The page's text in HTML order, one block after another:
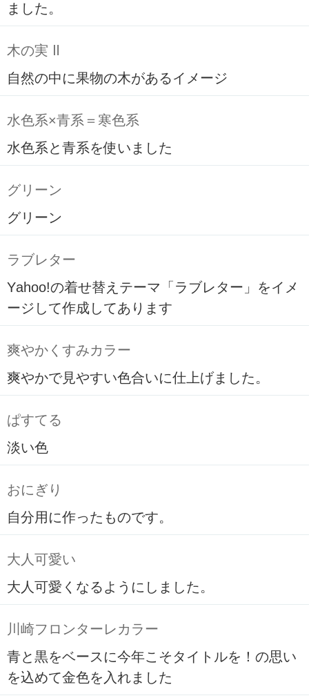
ました。
木の実 Ⅱ
自然の中に果物の木があるイメージ
水色系×青系＝寒色系
水色系と青系を使いました
グリーン
グリーン
ラブレター
Yahoo!の着せ替えテーマ「ラブレター」をイメ
ージして作成してあります
爽やかくすみカラー
爽やかで見やすい色合いに仕上げました。
ぱすてる
淡い色
おにぎり
自分用に作ったものです。
大人可愛い
大人可愛くなるようにしました。
川崎フロンターレカラー
青と黒をベースに今年こそタイトルを！の思い
を込めて金色を入れました